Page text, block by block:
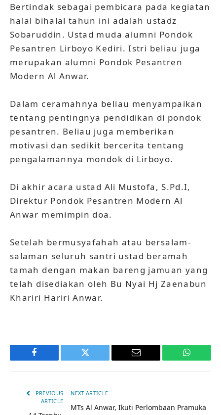
Bertindak sebagai pembicara pada kegiatan
halal bihalal tahun ini adalah ustadz
Sobaruddin. Ustad muda alumni Pondok
Pesantren Lirboyo Kediri. Istri beliau juga
merupakan alumni Pondok Pesantren
Modern Al Anwar.
Dalam ceramahnya beliau menyampaikan
tentang pentingnya pendidikan di pondok
pesantren. Beliau juga memberikan
motivasi dan sedikit bercerita tentang
pengalamannya mondok di Lirboyo.
Di akhir acara ustad Ali Mustofa, S.Pd.I,
Direktur Pondok Pesantren Modern Al
Anwar memimpin doa.
Setelah bermusyafahah atau bersalam-
salaman seluruh santri ustad beramah
tamah dengan makan bareng jamuan yang
telah disediakan oleh Bu Nyai Hj Zaenabun
Khariri Hariri Anwar.
Facebook Twitter Email
PREVIOUS
ARTICLE
NEXT ARTICLE
MTs Al Anwar, Ikuti Perlombaan Pramuka